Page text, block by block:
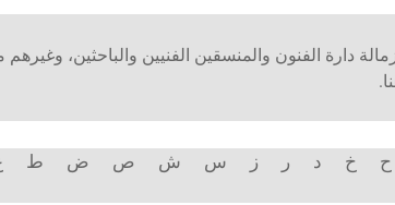
دارة الفنون والمنسقين الفنيين والباحثين،
ح خ د ر ز س ش ص ض ط